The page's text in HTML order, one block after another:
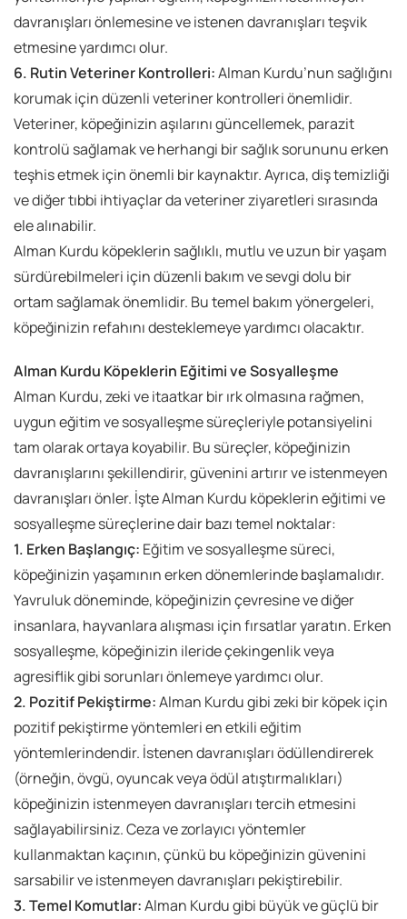
davranışları önlemesine ve istenen davranışları teşvik
etmesine yardımcı olur.
6. Rutin Veteriner Kontrolleri:Alman Kurdu’nun sağlığını
korumak için düzenli veteriner kontrolleri önemlidir.
Veteriner, köpeğinizin aşılarını güncellemek, parazit
kontrolü sağlamak ve herhangi bir sağlık sorununu erken
teşhis etmek için önemli bir kaynaktır. Ayrıca, diş temizliği
ve diğer tıbbi ihtiyaçlar da veteriner ziyaretleri sırasında
ele alınabilir.
Alman Kurdu köpeklerin sağlıklı, mutlu ve uzun bir yaşam
sürdürebilmeleri için düzenli bakım ve sevgi dolu bir
ortam sağlamak önemlidir. Bu temel bakım yönergeleri,
köpeğinizin refahını desteklemeye yardımcı olacaktır.
Alman Kurdu Köpeklerin Eğitimi ve Sosyalleşme
Alman Kurdu, zeki ve itaatkar bir ırk olmasına rağmen,
uygun eğitim ve sosyalleşme süreçleriyle potansiyelini
tam olarak ortaya koyabilir. Bu süreçler, köpeğinizin
davranışlarını şekillendirir, güvenini artırır ve istenmeyen
davranışları önler. İşte Alman Kurdu köpeklerin eğitimi ve
sosyalleşme süreçlerine dair bazı temel noktalar:
1. Erken Başlangıç: Eğitim ve sosyalleşme süreci,
köpeğinizin yaşamının erken dönemlerinde başlamalıdır.
Yavruluk döneminde, köpeğinizin çevresine ve diğer
insanlara, hayvanlara alışması için fırsatlar yaratın. Erken
sosyalleşme, köpeğinizin ileride çekingenlik veya
agresiflik gibi sorunları önlemeye yardımcı olur.
2. Pozitif Pekiştirme:Alman Kurdu gibi zeki bir köpek için
pozitif pekiştirme yöntemleri en etkili eğitim
yöntemlerindendir. İstenen davranışları ödüllendirerek
(örneğin, övgü, oyuncak veya ödül atıştırmalıkları)
köpeğinizin istenmeyen davranışları tercih etmesini
sağlayabilirsiniz. Ceza ve zorlayıcı yöntemler
kullanmaktan kaçının, çünkü bu köpeğinizin güvenini
sarsabilir ve istenmeyen davranışları pekiştirebilir.
3. Temel Komutlar:Alman Kurdu gibi büyük ve güçlü bir